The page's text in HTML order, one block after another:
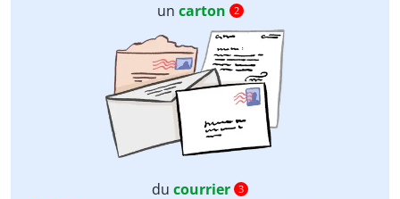
un carton 2
du courrier 3